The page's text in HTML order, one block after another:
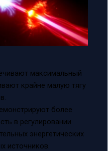
максимальный
крайне малую тягу
более
в регулировании
энергетических
источников.